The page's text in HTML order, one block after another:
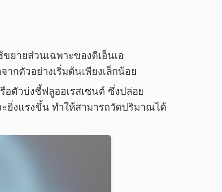
ยายส่วนเฉพาะของดีเอ็นเอ
กตัวอย่างเริ่มต้นเพียงเล็กน้อย
อตัวบ่งชี้ฟลูออเรสเซนต์ ซึ่งปล่อย
ยิ่งแรงขึ้น ทำให้สามารถวัดปริมาณได้